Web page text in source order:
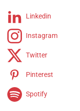
Linkedin
Instagram
Twitter
Pinterest
Spotify